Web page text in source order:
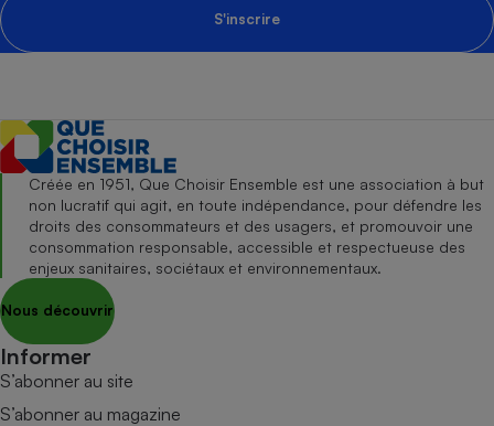
S'inscrire
Créée en 1951, Que Choisir Ensemble est une association à but
non lucratif qui agit, en toute indépendance, pour défendre les
droits des consommateurs et des usagers, et promouvoir une
consommation responsable, accessible et respectueuse des
enjeux sanitaires, sociétaux et environnementaux.
Nous découvrir
Informer
S’abonner au site
S’abonner au magazine